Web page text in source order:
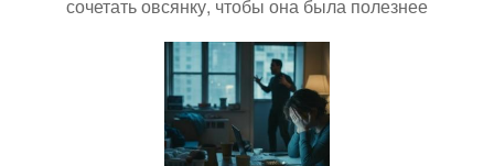
сочетать овсянку, чтобы она была полезнее